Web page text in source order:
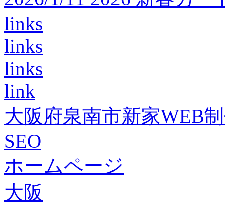
links
links
links
link
大阪府泉南市新家WEB
SEO
ホームページ
大阪